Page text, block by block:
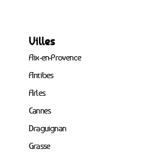
Villes
Aix-en-Provence
Antibes
Arles
Cannes
Draguignan
Grasse